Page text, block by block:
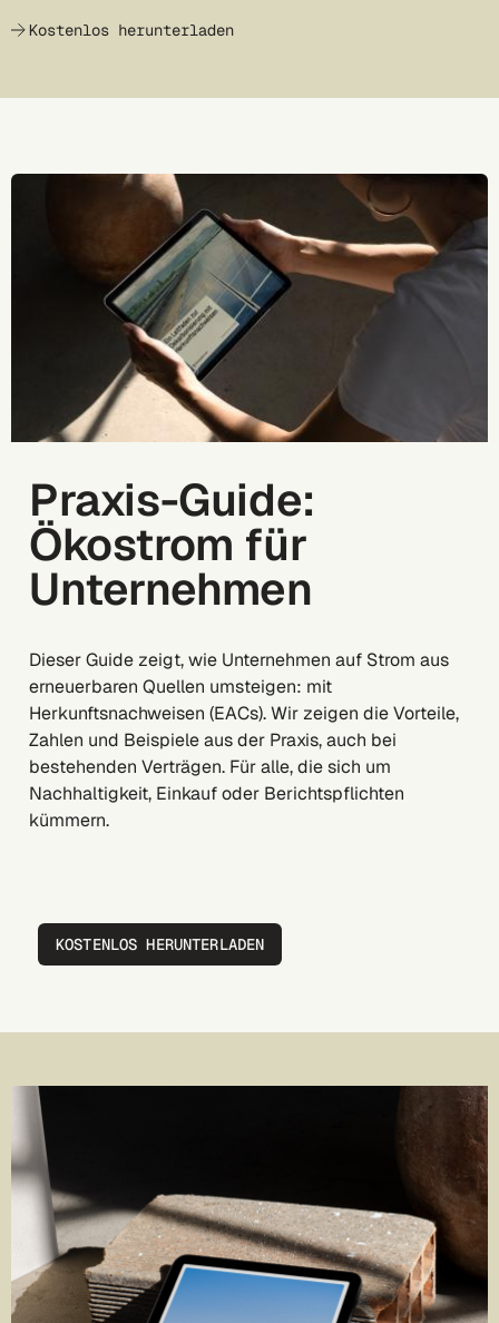
Kostenlos herunterladen
Praxis-Guide:
Ökostrom für
Unternehmen
Dieser Guide zeigt, wie Unternehmen auf Strom aus
erneuerbaren Quellen umsteigen: mit
Herkunftsnachweisen (EACs). Wir zeigen die Vorteile,
Zahlen und Beispiele aus der Praxis, auch bei
bestehenden Verträgen. Für alle, die sich um
Nachhaltigkeit, Einkauf oder Berichtspflichten
kümmern.
KOSTENLOS HERUNTERLADEN